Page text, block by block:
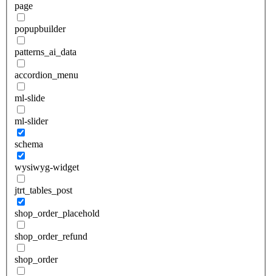
page
popupbuilder
patterns_ai_data
accordion_menu
ml-slide
ml-slider
schema
wysiwyg-widget
jtrt_tables_post
shop_order_placehold
shop_order_refund
shop_order